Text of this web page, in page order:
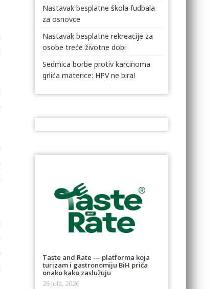
Nastavak besplatne škola fudbala
za osnovce
Nastavak besplatne rekreacije za
osobe treće životne dobi
Sedmica borbe protiv karcinoma
grlića materice: HPV ne bira!
Taste and Rate — platforma koja
turizam i gastronomiju BiH priča
onako kako zaslužuju
26 Jula, 2026